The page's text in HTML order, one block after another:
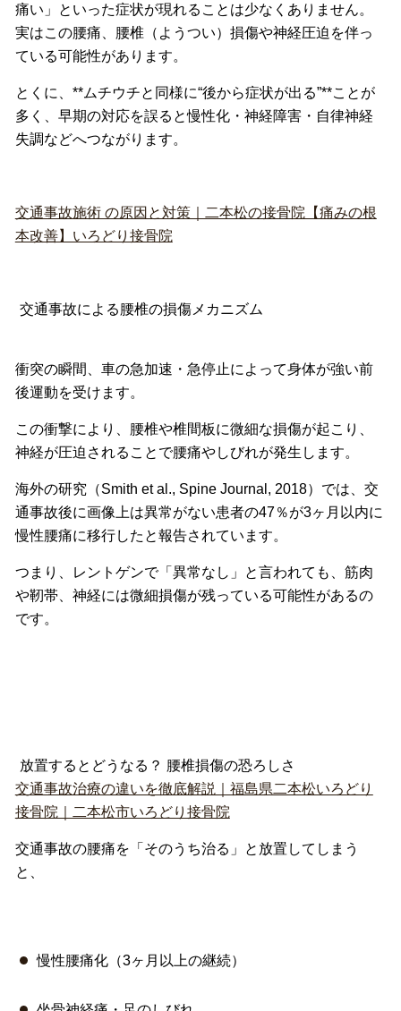
痛い」
といった症状が現れることは少なくありません。
実はこの腰痛、 腰椎（ようつい）損傷や神経圧迫を伴っ
ている可能性があります。
とくに、**ムチウチと同様に“後から症状が出る”**ことが
多く、早期の対応を誤ると慢性化・神経障害・ 自律神経
失調などへつながります。
交通事故施術 の原因と対策｜二本松の接骨院【痛みの根
本改善】いろどり接骨院
交通事故による腰椎の損傷メカニズム
衝突の瞬間、車の急加速・ 急停止によって身体が強い前
後運動を受けます。
この衝撃により、腰椎や椎間板に微細な損傷が起こり、
神経が圧迫されることで腰痛やしびれが発生します。
海外の研究（Smith et al., Spine Journal, 2018）では、交
通事故後に画像上は異常がない患者の47％が3ヶ月以内に
慢性腰痛に移行したと報告されています。
つまり、レントゲンで「異常なし」と言われても、筋肉
や靭帯、 神経には微細損傷が残っている可能性があるの
です。
放置するとどうなる？ 腰椎損傷の恐ろしさ
交通事故治療の違いを徹底解説｜福島県二本松いろどり
接骨院｜二本松市いろどり接骨院
交通事故の腰痛を「そのうち治る」と放置してしまう
と、
慢性腰痛化（3ヶ月以上の継続）